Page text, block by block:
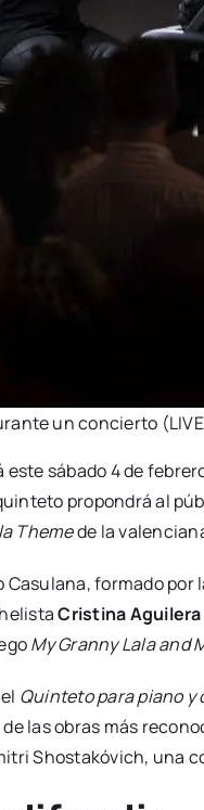
un con­cier­to (LIVE
este sába­do 4 de
pro­pon­drá al
The­mede la
for­ma­do
Cris­ti­na Agui­le­ra
My Granny Lala and
Quin­te­to para piano y
las obras más
Shos­ta­kó­vich, una